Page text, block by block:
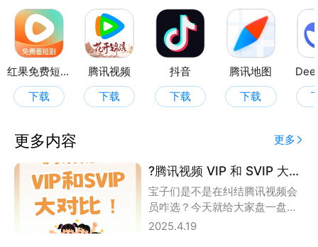
红果免费短剧
下载
腾讯视频
下载
抖音
下载
腾讯地图
下载
更多内容 更多
?腾讯视频 VIP 和 SVIP 大对比 | 保姆级指南
2025.4.19
宝子们是不是在纠结腾讯视频会
员咋选？今天就给大家盘一盘
VIP 和 SVIP 的区别，帮你做出最